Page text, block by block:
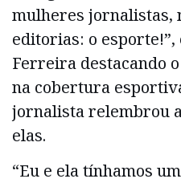
mulheres jornalistas,
editorias: o
Ferreira destacando
na cobertura
jornalista relembrou
elas.
“Eu e ela tínhamos